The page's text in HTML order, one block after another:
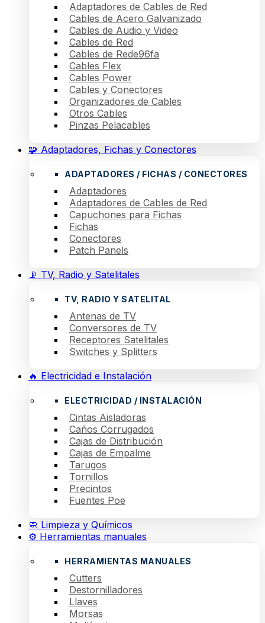
Adaptadores de Cables de Red
Cables de Acero Galvanizado
Cables de Audio y Video
Cables de Red
Cables de Rede96fa
Cables Flex
Cables Power
Cables y Conectores
Organizadores de Cables
Otros Cables
Pinzas Pelacables
🧩 Adaptadores, Fichas y Conectores
ADAPTADORES / FICHAS / CONECTORES
Adaptadores
Adaptadores de Cables de Red
Capuchones para Fichas
Fichas
Conectores
Patch Panels
📡 TV, Radio y Satelitales
TV, RADIO Y SATELITAL
Antenas de TV
Conversores de TV
Receptores Satelitales
Switches y Splitters
🔥 Electricidad e Instalación
ELECTRICIDAD / INSTALACIÓN
Cintas Aisladoras
Caños Corrugados
Cajas de Distribución
Cajas de Empalme
Tarugos
Tornillos
Precintos
Fuentes Poe
🧼 Limpieza y Químicos
⚙️ Herramientas manuales
HERRAMIENTAS MANUALES
Cutters
Destornilladores
Llaves
Morsas